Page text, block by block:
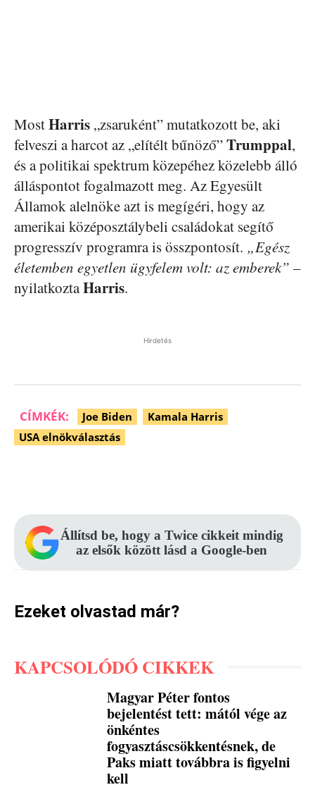
MostHarris „zsaruként” mutatkozott be, aki
felveszi a harcot az „elítélt bűnöző”Trumppal,
és a politikai spektrum közepéhez közelebb álló
álláspontot fogalmazott meg. Az Egyesült
Államok alelnöke azt is megígéri, hogy az
amerikai középosztálybeli családokat segítő
progresszív programra is összpontosít. „Egész
életemben egyetlen ügyfelem volt: az emberek” –
nyilatkoztaHarris.
Hirdetés
CÍMKÉK: Joe Biden
Kamala Harris
USA elnökválasztás
Állítsd be, hogy a Twice cikkeit mindig
az elsők között lásd a Google-ben
Ezeket olvastad már?
KAPCSOLÓDÓ CIKKEK
Magyar Péter fontos
bejelentést tett: mától vége az
önkéntes
fogyasztáscsökkentésnek, de
Paks miatt továbbra is figyelni
kell